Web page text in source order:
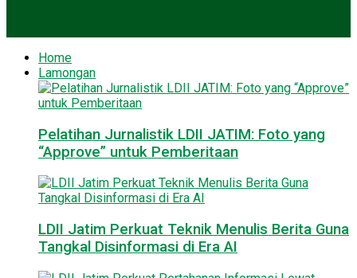
Home
Lamongan
Pelatihan Jurnalistik LDII JATIM: Foto yang
“Approve” untuk Pemberitaan
LDII Jatim Perkuat Teknik Menulis Berita Guna
Tangkal Disinformasi di Era AI